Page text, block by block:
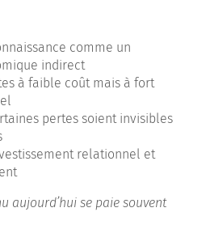
comme un
indirect
à faible coût mais à fort
pertes soient invisibles
relationnel et
aujourd’hui se paie souvent